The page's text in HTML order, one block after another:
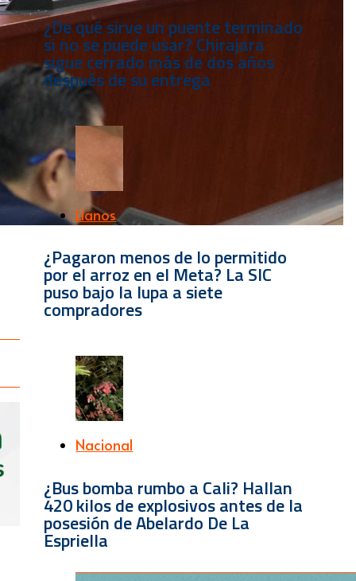
¿De qué sirve un puente terminado
si no se puede usar? Chirajara
sigue cerrado más de dos años
después de su entrega
Llanos
¿Pagaron menos de lo permitido
por el arroz en el Meta? La SIC
puso bajo la lupa a siete
compradores
Nacional
¿Bus bomba rumbo a Cali? Hallan
420 kilos de explosivos antes de la
posesión de Abelardo De La
Espriella